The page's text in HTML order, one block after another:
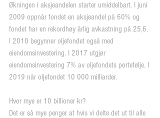
Økningen i aksjeandelen starter umiddelbart. I juni
2009 oppnår fondet en aksjeandel på 60% og
fondet har en rekordhøy årlig avkastning på 25,6.
I 2010 begynner oljefondet også med
eiendomsinvestering. I 2017 utgjør
eiendomsinvestering 7% av oljefondets portefølje. I
2019 når oljefondet 10 000 milliarder.
Hvor mye er 10 billioner kr?
Det er så mye penger at hvis vi delte det ut til alle